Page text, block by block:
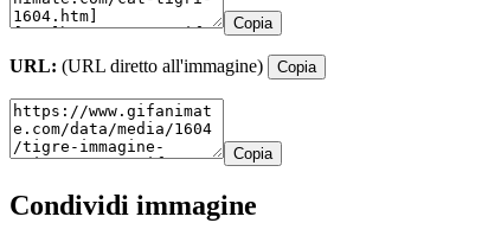
Copia
URL: (URL diretto all'immagine) Copia
Copia
Condividi immagine